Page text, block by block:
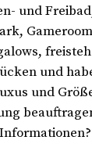
und
und
und